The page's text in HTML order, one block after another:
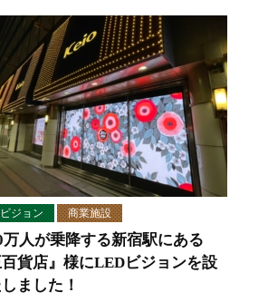
ジョン 商業施設
万人が乗降する新宿駅にある
百貨店』様にLEDビジョンを設
ました！